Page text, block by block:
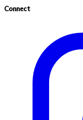
Connect